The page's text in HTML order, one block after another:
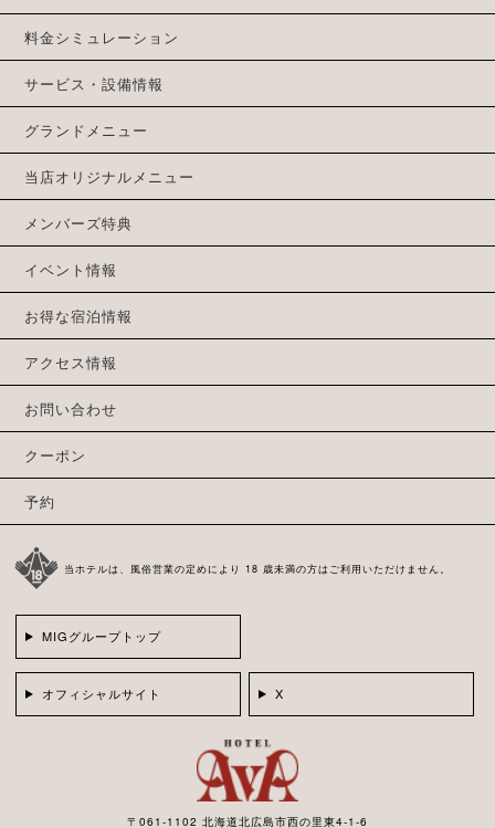
料金シミュレーション
サービス・設備情報
グランドメニュー
当店オリジナルメニュー
メンバーズ特典
イベント情報
お得な宿泊情報
アクセス情報
お問い合わせ
クーポン
予約
当ホテルは、風俗営業の定めにより 18 歳未満の方はご利用いただけません。
MIGグループトップ
オフィシャルサイト X
〒061-1102 北海道北広島市西の里東4-1-6